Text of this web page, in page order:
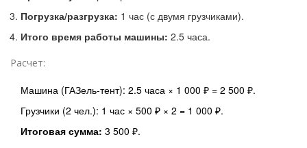
Погрузка/разгрузка: 1 час (с двумя грузчиками).
Итого время работы машины: 2.5 часа.
Расчет:
Машина (ГАЗель-тент): 2.5 часа × 1 000 ₽ = 2 500 ₽.
Грузчики (2 чел.): 1 час × 500 ₽ × 2 = 1 000 ₽.
Итоговая сумма: 3 500 ₽.